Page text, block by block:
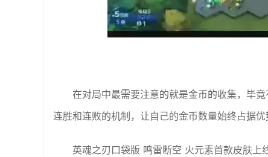
在对局中最需要注意的就是金币的收集，毕
连胜和连败的机制，让自己的金币数量始终占据优
英魂之刃口袋版 鸣雷断空 火元素首款皮肤上线